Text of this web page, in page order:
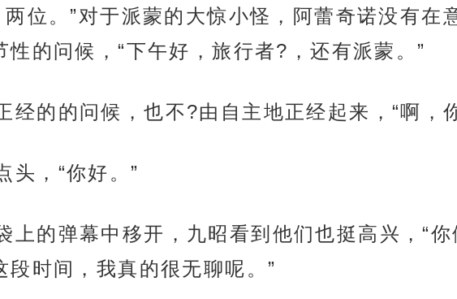
位。”对于派蒙的大惊小怪，阿蕾奇诺没有在
性的问候，“下午好，旅行者?，还有派蒙。”
经的的问候，也不?由自主地正经起来，“啊，
头，“你好。”
上的弹幕中移开，九昭看到他们也挺高兴，“
段时间，我真的很无聊呢。”